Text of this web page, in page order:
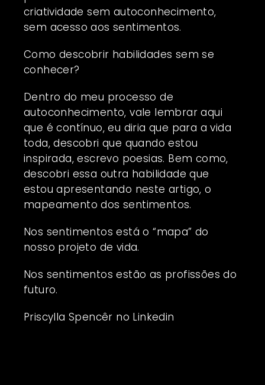
criatividade sem autoconhecimento,
sem acesso aos sentimentos.
Como descobrir habilidades sem se
conhecer?
Dentro do meu processo de
autoconhecimento, vale lembrar aqui
que é contínuo, eu diria que para a vida
toda, descobri que quando estou
inspirada, escrevo poesias. Bem como,
descobri essa outra habilidade que
estou apresentando neste artigo, o
mapeamento dos sentimentos.
Nos sentimentos está o “mapa” do
nosso projeto de vida.
Nos sentimentos estão as profissões do
futuro.
Priscylla Spencêr no Linkedin